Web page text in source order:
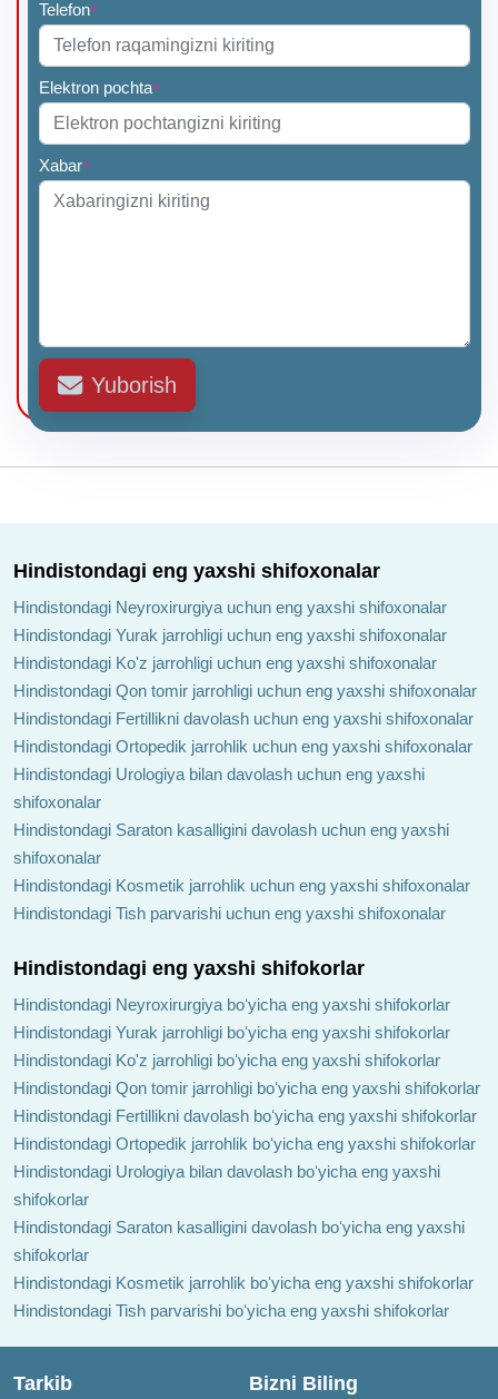
Telefon*
Elektron pochta*
Xabar*
Yuborish
Hindistondagi eng yaxshi shifoxonalar
Hindistondagi Neyroxirurgiya uchun eng yaxshi shifoxonalar
Hindistondagi Yurak jarrohligi uchun eng yaxshi shifoxonalar
Hindistondagi Ko'z jarrohligi uchun eng yaxshi shifoxonalar
Hindistondagi Qon tomir jarrohligi uchun eng yaxshi shifoxonalar
Hindistondagi Fertillikni davolash uchun eng yaxshi shifoxonalar
Hindistondagi Ortopedik jarrohlik uchun eng yaxshi shifoxonalar
Hindistondagi Urologiya bilan davolash uchun eng yaxshi
shifoxonalar
Hindistondagi Saraton kasalligini davolash uchun eng yaxshi
shifoxonalar
Hindistondagi Kosmetik jarrohlik uchun eng yaxshi shifoxonalar
Hindistondagi Tish parvarishi uchun eng yaxshi shifoxonalar
Hindistondagi eng yaxshi shifokorlar
Hindistondagi Neyroxirurgiya boʻyicha eng yaxshi shifokorlar
Hindistondagi Yurak jarrohligi boʻyicha eng yaxshi shifokorlar
Hindistondagi Ko'z jarrohligi boʻyicha eng yaxshi shifokorlar
Hindistondagi Qon tomir jarrohligi boʻyicha eng yaxshi shifokorlar
Hindistondagi Fertillikni davolash boʻyicha eng yaxshi shifokorlar
Hindistondagi Ortopedik jarrohlik boʻyicha eng yaxshi shifokorlar
Hindistondagi Urologiya bilan davolash boʻyicha eng yaxshi
shifokorlar
Hindistondagi Saraton kasalligini davolash boʻyicha eng yaxshi
shifokorlar
Hindistondagi Kosmetik jarrohlik boʻyicha eng yaxshi shifokorlar
Hindistondagi Tish parvarishi boʻyicha eng yaxshi shifokorlar
Tarkib Bizni Biling